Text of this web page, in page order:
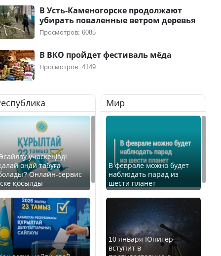
В Усть-Каменогорске продолжают
убирать поваленные ветром деревья
Просмотров: 6085
В ВКО пройдет фестиваль мёда
Просмотров: 4149
учаскеңізді
оңай табуға
Онлайн-сервис
қосылды
Мир
В феврале можно будет
наблюдать парад из
шести планет
10 января Юпитер
вступит в